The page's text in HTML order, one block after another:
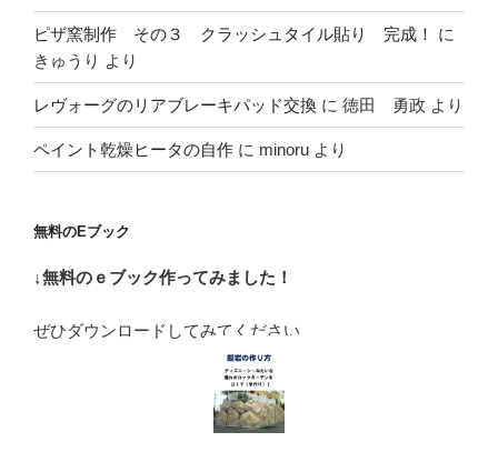
ピザ窯制作 その３ クラッシュタイル貼り 完成！
に
きゅうり より
レヴォーグのリアブレーキパッド交換 に 徳田 勇政 より
ペイント乾燥ヒータの自作 に minoru より
無料のEブック
↓無料のｅブック作ってみました！
ぜひダウンロードしてみてください